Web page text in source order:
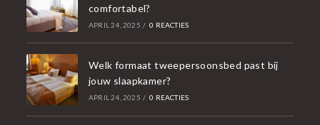
comfortabel?
APRIL 24, 2025 / 0 REACTIES
Welk formaat tweepersoonsbed past bij
jouw slaapkamer?
APRIL 24, 2025 / 0 REACTIES